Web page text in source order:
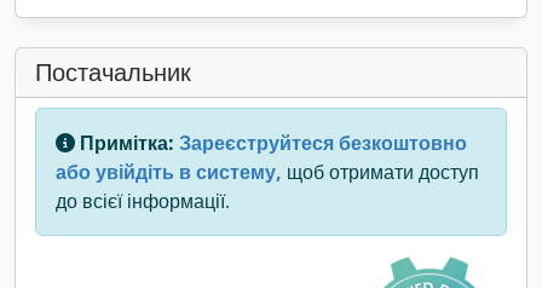
Постачальник
Примітка: Зареєструйтеся безкоштовно
або увійдіть в систему, щоб отримати доступ
до всієї інформації.